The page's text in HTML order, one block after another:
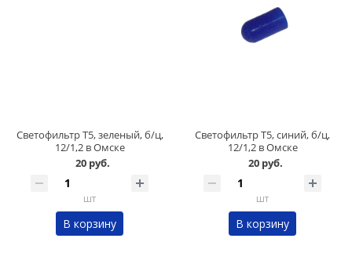
Светофильтр Т5, зеленый, б/ц,
12/1,2 в Омске
20 руб.
шт
В корзину
Светофильтр Т5, синий, б/ц,
12/1,2 в Омске
20 руб.
шт
В корзину